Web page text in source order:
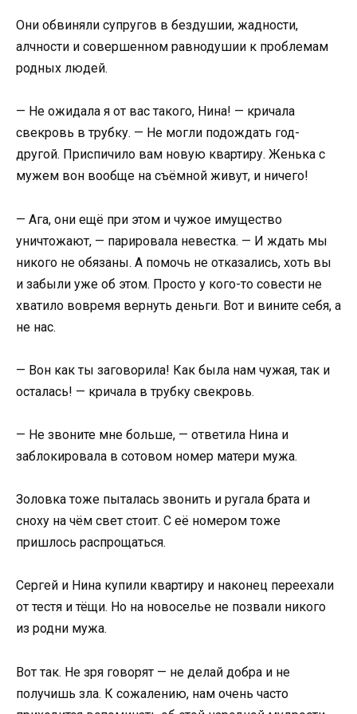
Они обвиняли супругов в бездушии, жадности,
алчности и совершенном равнодушии к проблемам
родных людей.
— Не ожидала я от вас такого, Нина! — кричала
свекровь в трубку. — Не могли подождать год-
другой. Приспичило вам новую квартиру. Женька с
мужем вон вообще на съёмной живут, и ничего!
— Ага, они ещё при этом и чужое имущество
уничтожают, — парировала невестка. — И ждать мы
никого не обязаны. А помочь не отказались, хоть вы
и забыли уже об этом. Просто у кого-то совести не
хватило вовремя вернуть деньги. Вот и вините себя, а
не нас.
— Вон как ты заговорила! Как была нам чужая, так и
осталась! — кричала в трубку свекровь.
— Не звоните мне больше, — ответила Нина и
заблокировала в сотовом номер матери мужа.
Золовка тоже пыталась звонить и ругала брата и
сноху на чём свет стоит. С её номером тоже
пришлось распрощаться.
Сергей и Нина купили квартиру и наконец переехали
от тестя и тёщи. Но на новоселье не позвали никого
из родни мужа.
Вот так. Не зря говорят — не делай добра и не
получишь зла. К сожалению, нам очень часто